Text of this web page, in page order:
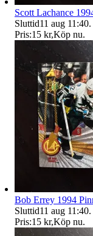
Scott Lachance
Sluttid11 aug 11:40.
Pris:15 kr,Köp nu.
Bob Errey 1994
Sluttid11 aug 11:40.
Pris:15 kr,Köp nu.